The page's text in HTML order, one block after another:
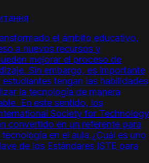
el ámbito educativo,
a nuevos recursos y
mejorar el proceso de
Sin embargo, es importante
tengan las habilidades
la tecnología de manera
En este sentido, los
Society for Technology
convertido en un referente para
en el aula.¿Cuál es uno
de los Estándares ISTE para